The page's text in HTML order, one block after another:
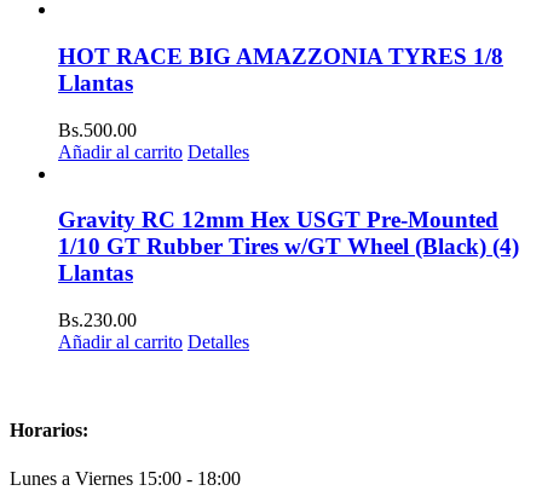
HOT RACE BIG AMAZZONIA TYRES 1/8
Llantas
Bs.500.00
Añadir al carrito Detalles
Gravity RC 12mm Hex USGT Pre-Mounted
1/10 GT Rubber Tires w/GT Wheel (Black) (4)
Llantas
Bs.230.00
Añadir al carrito Detalles
Horarios:
Lunes a Viernes 15:00 - 18:00